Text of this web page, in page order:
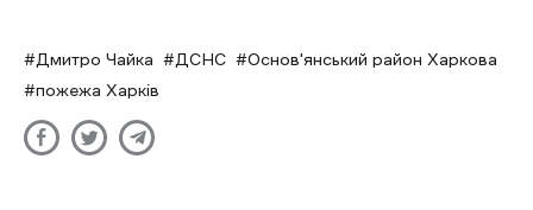
Дмитро Чайка ДСНС
Основ'янський район Харкова
пожежа Харків